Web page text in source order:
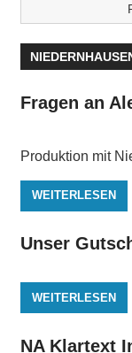
Fragen an
Produktion mit
WEITERLESEN
Unser
WEITERLESEN
NA Klartext